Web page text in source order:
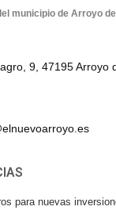
municipio de Arroyo
9, 47195 Arroyo
para nuevas